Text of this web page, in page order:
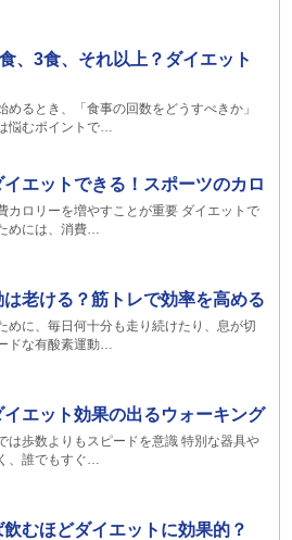
、3食、それ以上？ダイエット
めるとき、「食事の回数をどうすべきか」
悩むポイントで…
エットできる！スポーツのカロ
カロリーを増やすことが重要 ダイエットで
めには、消費…
老ける？筋トレで効率を高める
めに、毎日何十分も走り続けたり、息が切
ドな有酸素運動…
イエット効果の出るウォーキング
は歩数よりもスピードを意識 特別な器具や
、誰でもすぐ…
むほどダイエットに効果的？